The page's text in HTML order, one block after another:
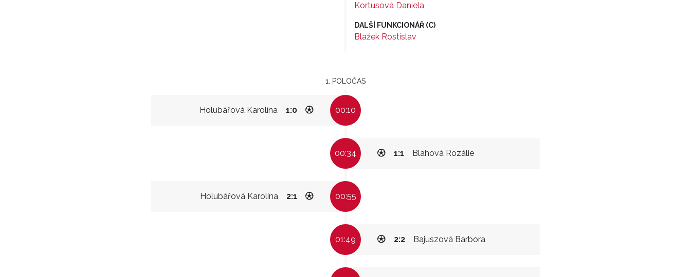
Kortusová Daniela
DALŠÍ FUNKCIONÁŘ (C)
Blažek Rostislav
1. POLOČAS
Holubářová Karolína 1:0 00:10
00:34 Blahová Rozálie
1:1
Holubářová Karolína 2:1 00:55
01:49 Bajuszová Barbora
2:2